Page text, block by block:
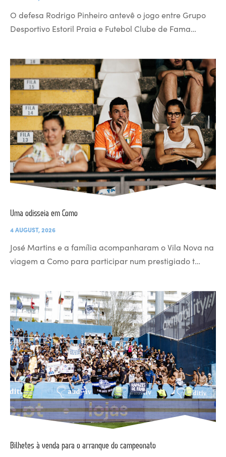
O defesa Rodrigo Pinheiro antevê o jogo entre Grupo
Desportivo Estoril Praia e Futebol Clube de Fama…
Uma odisseia em Como
4 AUGUST, 2026
José Martins e a família acompanharam o Vila Nova na
viagem a Como para participar num prestigiado t…
Bilhetes à venda para o arranque do campeonato